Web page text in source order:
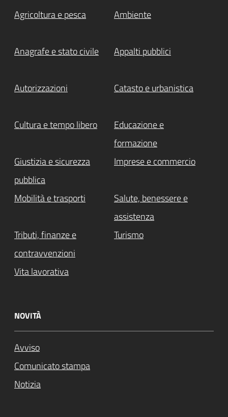
Agricoltura e pesca Ambiente
Anagrafe e stato civile Appalti pubblici
Autorizzazioni Catasto e urbanistica
Cultura e tempo libero
Educazione e
formazione
Giustizia e sicurezza
pubblica
Imprese e commercio
Mobilità e trasporti
Salute, benessere e
assistenza
Tributi, finanze e
contravvenzioni
Turismo
Vita lavorativa
NOVITÀ
Avviso
Comunicato stampa
Notizia